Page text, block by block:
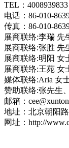
TEL：4008939833
电话：86-010-
传真：86-010-
展商联络:李瑞 先
展商联络:张胜 先
展商联络:明阳 女
展商联络:王苑 女
媒体联络:Aria 女
赞助联络:张先生
邮箱：
地址：北京朝阳
网址：http://